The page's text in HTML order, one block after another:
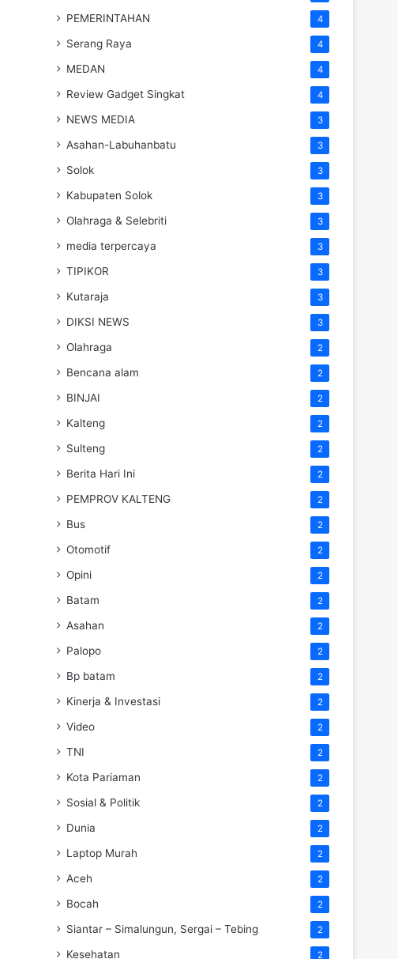
PEMERINTAHAN 4
Serang Raya 4
MEDAN 4
Review Gadget Singkat 4
NEWS MEDIA 3
Asahan-Labuhanbatu 3
Solok 3
Kabupaten Solok 3
Olahraga & Selebriti 3
media terpercaya 3
TIPIKOR 3
Kutaraja 3
DIKSI NEWS 3
Olahraga 2
Bencana alam 2
BINJAI 2
Kalteng 2
Sulteng 2
Berita Hari Ini 2
PEMPROV KALTENG 2
Bus 2
Otomotif 2
Opini 2
Batam 2
Asahan 2
Palopo 2
Bp batam 2
Kinerja & Investasi 2
Video 2
TNI 2
Kota Pariaman 2
Sosial & Politik 2
Dunia 2
Laptop Murah 2
Aceh 2
Bocah 2
Siantar – Simalungun, Sergai – Tebing 2
Kesehatan 2